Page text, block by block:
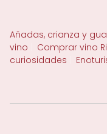
Añadas, crianza y
vino
Comprar vino
curiosidades